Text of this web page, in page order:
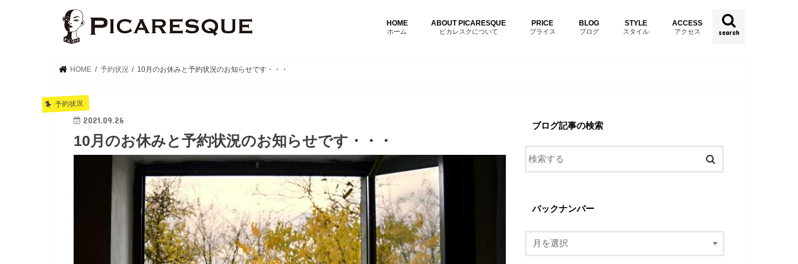
search
HOME
ホーム
ABOUT PICARESQUE
ピカレスクについて
PRICE
プライス
BLOG
ブログ
STYLE
スタイル
ACCESS
アクセス
HOME 予約状況 10月のお休みと予約状況のお知らせです・・・
予約状況
2021.09.26
10月のお休みと予約状況のお知らせです・・・
ブログ記事の検索
バックナンバー